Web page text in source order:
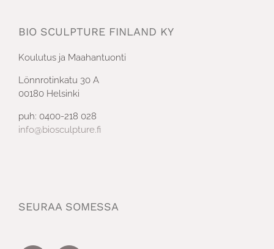
BIO SCULPTURE FINLAND KY
Koulutus ja Maahantuonti
Lönnrotinkatu 30 A
00180 Helsinki
puh: 0400-218 028
info@biosculpture.fi
SEURAA SOMESSA